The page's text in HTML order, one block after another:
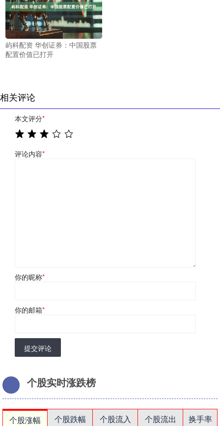
屿科配资 华创证券：中国股票
配置价值已打开
相关评论
本文评分*
评论内容*
你的昵称*
你的邮箱*
提交评论
个股实时涨跌榜
个股涨幅 个股跌幅 个股流入 个股流出
换手率